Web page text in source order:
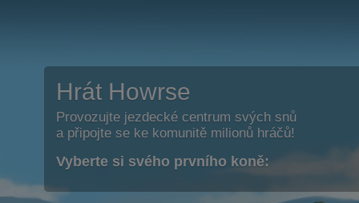
Hrát Howrse
Provozujte jezdecké centrum svých snů
a připojte se ke komunitě milionů hráčů!
Vyberte si svého prvního koně: